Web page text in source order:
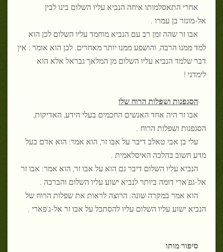
אחרי התאסלמותו איחה הנביא עליו השלום בינו לבין
אל-מונזר בן עמרו .
אבו זר שהה זמן רב עם הנביא מוחמד עליו השלום לכן הוא
למד ממנו הרבה, והושפע ממנו יותר מאחרים. לכן הוא אומר : אין
דבר שלמד הנביא עליו השלום מן המלאך גבראל אלא הוא
לימדני !
הסגפנות ושפלות הרוח שלו
אבו זר היה אחד האנשים החכמים בעלי הידע, האדיקות,
הסגפנות ושפלות הרוח .
עלי בן אבי טאלב דיבר על אבו זר, הוא אמר: הוא אדם בעל
מדע חשוב בהלכה האיסלאמית .
הנביא עליו השלום דיבר גם הוא על אבו זר, הוא אמר: אבו זר
אל-גפ'ארי דומה ביותר לנביא ישוע עליו השלום והברכה .
הוא אמר במקרה שונה: הרוצה לראות את שפלות הרוח של
הנביא ישוע עליו השלום עליו להסתכל על אבו זר אל-ג'פארי .
סיפור מותו